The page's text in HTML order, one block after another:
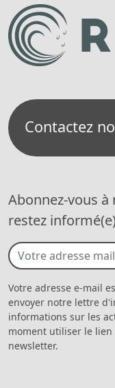
Contactez
Abonnez-vous
restez
Votre adresse e-mail
envoyer notre lettre
informations sur les
moment utiliser le
newsletter.